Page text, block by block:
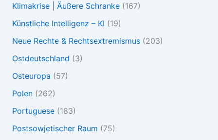
Klimakrise | Äußere Schranke(167)
Künstliche Intelligenz – KI (19)
Neue Rechte & Rechtsextremismus(203)
Ostdeutschland (3)
Osteuropa (57)
Polen(262)
Portuguese(183)
Postsowjetischer Raum (75)